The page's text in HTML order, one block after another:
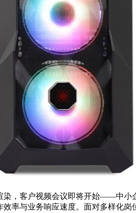
，客户视频会议即将开始——中小
效率与业务响应速度。面对多样化